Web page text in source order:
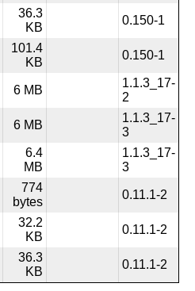
36.3
KB
0.150-1
101.4
KB
0.150-1
6 MB
1.1.3_17-
2
6 MB
1.1.3_17-
3
6.4
MB
1.1.3_17-
3
774
bytes
0.11.1-2
32.2
KB
0.11.1-2
36.3
KB
0.11.1-2